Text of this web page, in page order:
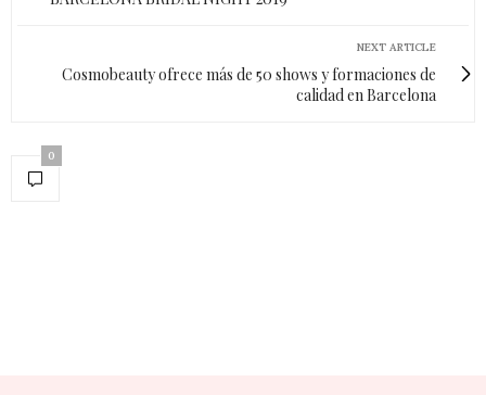
NEXT ARTICLE
Cosmobeauty ofrece más de 50 shows y formaciones de
calidad en Barcelona
0